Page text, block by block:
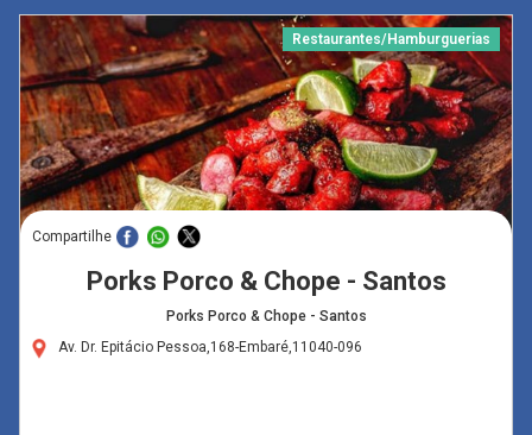
Restaurantes/Hamburguerias
Compartilhe
Porks Porco & Chope - Santos
Porks Porco & Chope - Santos
Av. Dr. Epitácio Pessoa,168-Embaré,11040-096